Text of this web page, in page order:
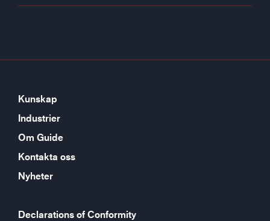
Kunskap
Industrier
Om Guide
Kontakta oss
Nyheter
Declarations of Conformity